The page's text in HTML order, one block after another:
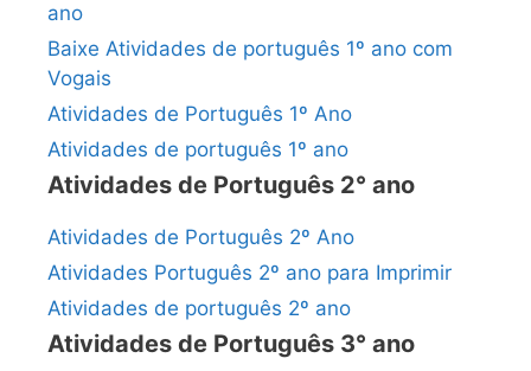
ano
Baixe Atividades de português 1º ano com
Vogais
Atividades de Português 1º Ano
Atividades de português 1º ano
Atividades de Português 2° ano
Atividades de Português 2º Ano
Atividades Português 2º ano para Imprimir
Atividades de português 2º ano
Atividades de Português 3° ano